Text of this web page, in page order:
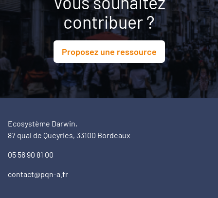
contribuer ?
Proposez une ressource
Ecosystème Darwin,
87 quai de Queyries, 33100 Bordeaux
05 56 90 81 00
contact@pqn-a.fr